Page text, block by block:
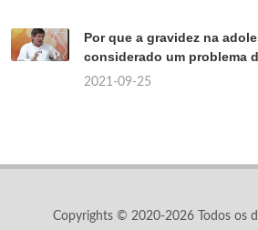
Por que a gravidez na
considerado um problema
2021-09-25
Copyrights © 2020-2026 Todos os